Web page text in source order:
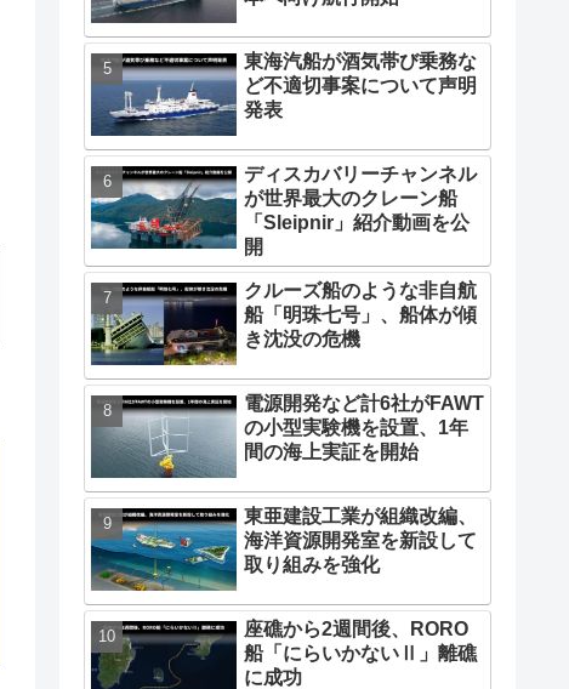
東海汽船が酒気帯び乗務な
ど不適切事案について声明
発表
ディスカバリーチャンネル
が世界最大のクレーン船
「Sleipnir」紹介動画を公
開
クルーズ船のような非自航
船「明珠七号」、船体が傾
き沈没の危機
電源開発など計6社がFAWT
の小型実験機を設置、1年
間の海上実証を開始
東亜建設工業が組織改編、
海洋資源開発室を新設して
取り組みを強化
座礁から2週間後、RORO
船「にらいかないⅡ」離礁
に成功